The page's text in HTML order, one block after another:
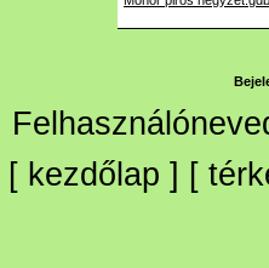
[ kezdőlap ] [